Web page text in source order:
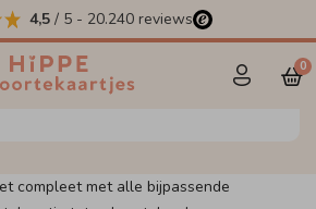
4,5 / 5 - 20.240 reviews
0
jouw set compleet
compleet met alle bijpassende